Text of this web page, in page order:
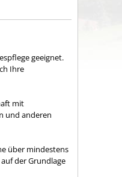
geeignet.
Ihre
mit
und anderen
über mindestens
der Grundlage